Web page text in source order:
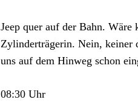
Jeep quer auf der Bahn. Wäre
Zylinderträgerin. Nein, keiner
uns auf dem Hinweg schon
08:30 Uhr